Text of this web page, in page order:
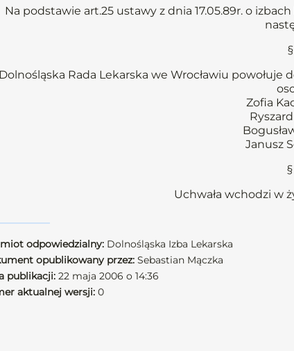
Na podstawie art.25 ustawy z dnia 17.05.89r. o
Dolnośląska Rada Lekarska we Wrocławiu
Zofia
Janusz
Uchwała wchodzi w
odpowiedzialny: Dolnośląska Izba Lekarska
opublikowany przez: Sebastian Mączka
publikacji: 22 maja 2006 o 14:36
aktualnej wersji: 0